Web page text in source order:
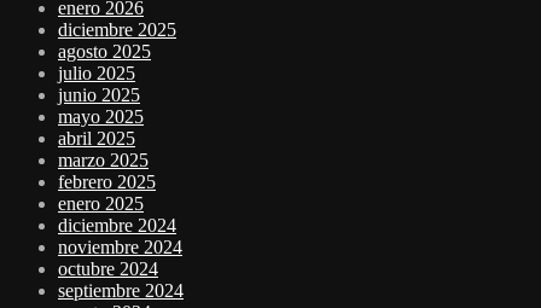
enero 2026
diciembre 2025
agosto 2025
julio 2025
junio 2025
mayo 2025
abril 2025
marzo 2025
febrero 2025
enero 2025
diciembre 2024
noviembre 2024
octubre 2024
septiembre 2024